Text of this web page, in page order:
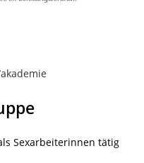
Sexarbeiterinnen tätig